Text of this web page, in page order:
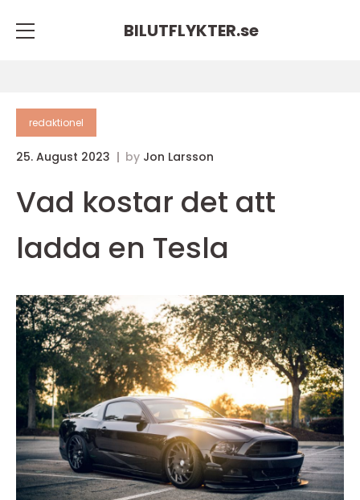
BILUTFLYKTER.se
redaktionel
25. August 2023 by Jon Larsson
Vad kostar det att
ladda en Tesla